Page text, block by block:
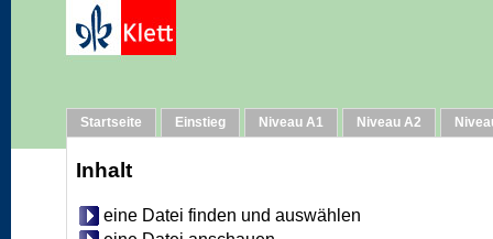
Startseite Einstieg Niveau A1 Niveau A2